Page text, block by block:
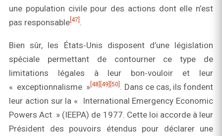
une population civile pour des actions dont elle n’est
pas responsable [47] .
Bien sûr, les États‑Unis disposent d’une législation
spéciale permettant de contourner ce type de
limitations légales à leur bon‑vouloir et leur
« exceptionnalisme » [48] [49] [50] . Dans ce cas, ils fondent
leur action sur la « International Emergency Economic
Powers Act » (IEEPA) de 1977. Cette loi accorde à leur
Président des pouvoirs étendus pour déclarer une